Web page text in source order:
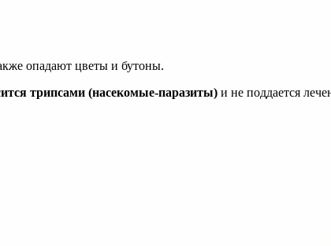
опадают цветы и бутоны.
трипсами (насекомые-паразиты) и не поддается